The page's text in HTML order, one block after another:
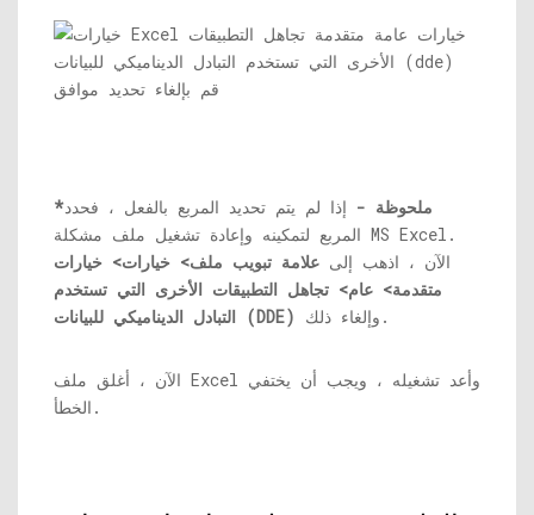
*ملحوظة - إذا لم يتم تحديد المربع بالفعل ، فحدد
المربع لتمكينه وإعادة تشغيل ملف مشكلة MS Excel.
الآن ، اذهب إلى علامة تبويب ملف> خيارات> خيارات
متقدمة> عام> تجاهل التطبيقات الأخرى التي تستخدم
التبادل الديناميكي للبيانات (DDE)
وإلغاء ذلك.
الآن ، أغلق ملف Excel وأعد تشغيله ، ويجب أن يختفي
الخطأ.